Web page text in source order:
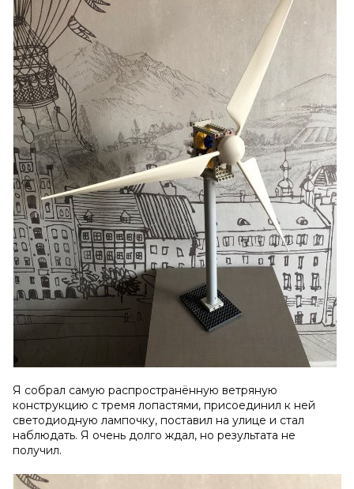
Я собрал самую распространённую ветряную
конструкцию с тремя лопастями, присоединил к ней
светодиодную лампочку, поставил на улице и стал
наблюдать. Я очень долго ждал, но результата не
получил.